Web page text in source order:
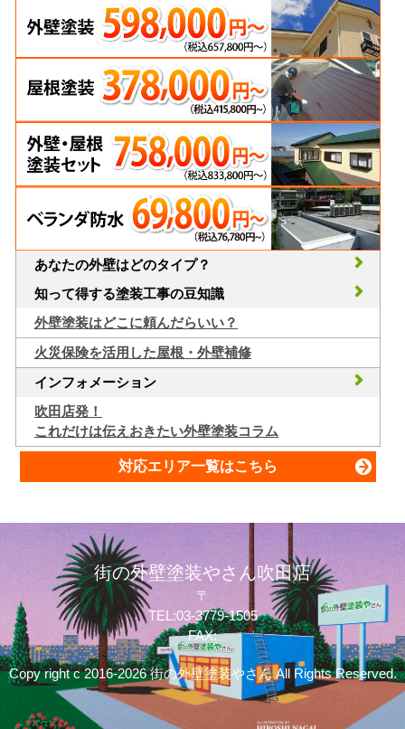
あなたの外壁はどのタイプ？
知って得する塗装工事の豆知識
外壁塗装はどこに頼んだらいい？
火災保険を活用した屋根・外壁補修
インフォメーション
吹田店発！
これだけは伝えおきたい外壁塗装コラム
対応エリア一覧はこちら
街の外壁塗装やさん吹田店
〒
TEL:03-3779-1505
FAX:
Copy right c 2016-2026 街の外壁塗装やさん All Rights Reserved.